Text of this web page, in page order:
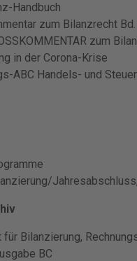
Handbuch
zum Bilanzrecht Bd.
zum
in der Corona-Krise
ABC Handels- und
Bilanzierung,
BC